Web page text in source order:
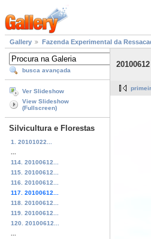
Gallery Fazenda Experimental da
busca avançada
Ver Slideshow
View Slideshow
(Fullscreen)
Silvicultura e Florestas
1. 20101022...
114. 20100612...
115. 20100612...
116. 20100612...
117. 20100612...
118. 20100612...
119. 20100612...
120. 20100612...